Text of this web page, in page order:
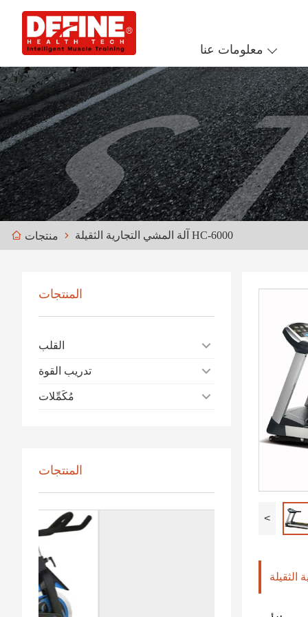
معلومات عنا
منتجات آلة المشي التجارية الثقيلة HC-6000
المنتجات
القلب
تدريب القوة
مُكَمِّلات
المنتجات
<